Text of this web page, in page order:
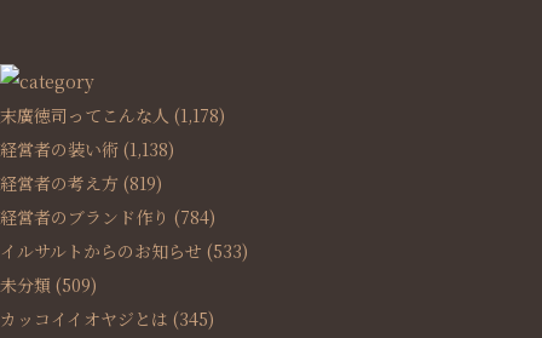
末廣徳司ってこんな人 (1,178)
経営者の装い術 (1,138)
経営者の考え方 (819)
経営者のブランド作り (784)
イルサルトからのお知らせ (533)
未分類 (509)
カッコイイオヤジとは (345)